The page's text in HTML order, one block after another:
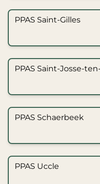
PPAS Saint-Gilles
PPAS Saint-Josse-
PPAS Schaerbeek
PPAS Uccle